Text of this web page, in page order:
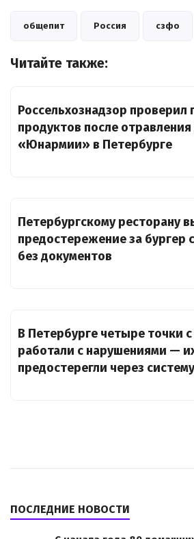
общепит Россия сзфо
Читайте также:
Россельхознадзор проверил
продуктов после
«Юнармии» в Петербурге
Петербургскому ресторану
предостережение за бургер
без документов
В Петербурге четыре точки
работали с нарушениями —
предостерегли через
ПОСЛЕДНИЕ НОВОСТИ